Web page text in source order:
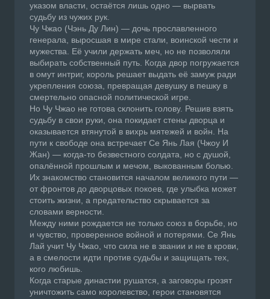
указом власти, остаётся лишь одно — вырвать
судьбу из чужих рук.
Чу Чжао (Чэнь Ду Лин) — дочь прославленного
генерала, выросшая в мире стали, воинской чести и
мужества. Её учили держать меч, но не позволяли
выбирать собственный путь. Когда двор погружается
в омут интриг, король решает выдать её замуж ради
укрепления союза, превращая девушку в пешку в
смертельно опасной политической игре.
Но Чу Чжао не готова склонить голову. Решив взять
судьбу в свои руки, она покидает стены дворца и
оказывается втянутой в вихрь мятежей и войн. На
пути к свободе она встречает Се Янь Лая (Чжоу И
Жан) — когда-то безвестного солдата, но с душой,
опалённой прошлым и мечом, выкованным болью.
Их знакомство становится началом великого пути —
от фронтов до дворцовых покоев, где улыбка может
стоить жизни, а предательство скрывается за
словами верности.
Между ними рождается не только союз в борьбе, но
и чувство, проверенное войной и потерями. Се Янь
Лай учит Чу Чжао, что сила не в звании и не в крови,
а в смелости идти против судьбы и защищать тех,
кого любишь.
Когда старые династии рушатся, а заговоры грозят
уничтожить само королевство, герои становятся